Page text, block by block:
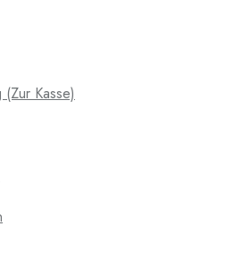
Kasse)